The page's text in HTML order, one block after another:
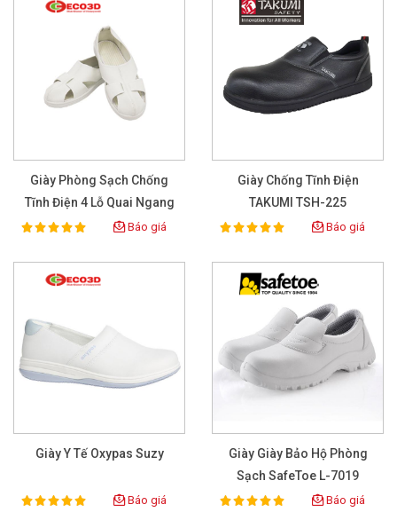
Giày Phòng Sạch Chống
Tĩnh Điện 4 Lỗ Quai Ngang
Rating:
100% Báo giá
Giày Chống Tĩnh Điện
TAKUMI TSH-225
Rating:
100% Báo giá
Giày Y Tế Oxypas Suzy
Rating:
100% Báo giá
Giày Giày Bảo Hộ Phòng
Sạch SafeToe L-7019
Rating:
100% Báo giá